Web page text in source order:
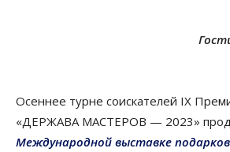
Осеннее турне соискателей IX
«ДЕРЖАВА МАСТЕРОВ — 2023»
Международной выставке подарков